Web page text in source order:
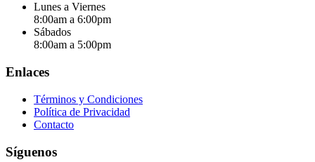
Lunes a Viernes
8:00am a 6:00pm
Sábados
8:00am a 5:00pm
Enlaces
Términos y Condiciones
Política de Privacidad
Contacto
Síguenos